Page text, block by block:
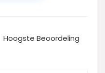
Hoogste Beoordeling